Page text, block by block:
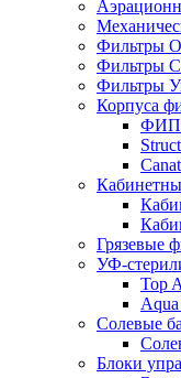
Фильтры
Фильтры
Фильтры
Корпуса
Грязевые
УФ-
Top
Солевые
Блоки